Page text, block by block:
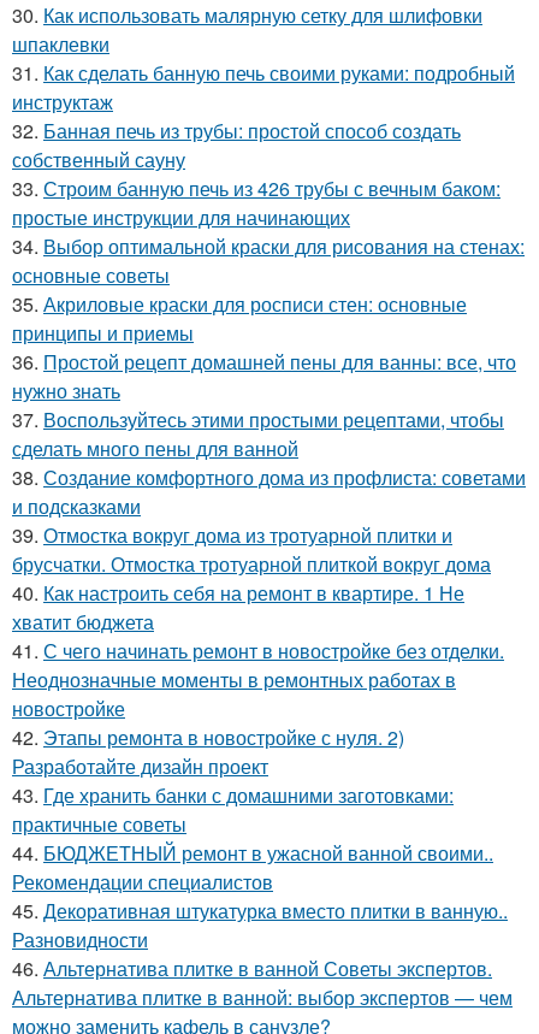
30. Как использовать малярную сетку для шлифовки
шпаклевки
31. Как сделать банную печь своими руками: подробный
инструктаж
32. Банная печь из трубы: простой способ создать
собственный сауну
33. Строим банную печь из 426 трубы с вечным баком:
простые инструкции для начинающих
34. Выбор оптимальной краски для рисования на стенах:
основные советы
35. Акриловые краски для росписи стен: основные
принципы и приемы
36. Простой рецепт домашней пены для ванны: все, что
нужно знать
37. Воспользуйтесь этими простыми рецептами, чтобы
сделать много пены для ванной
38. Создание комфортного дома из профлиста: советами
и подсказками
39. Отмостка вокруг дома из тротуарной плитки и
брусчатки. Отмостка тротуарной плиткой вокруг дома
40. Как настроить себя на ремонт в квартире. 1 Не
хватит бюджета
41. С чего начинать ремонт в новостройке без отделки.
Неоднозначные моменты в ремонтных работах в
новостройке
42. Этапы ремонта в новостройке с нуля. 2)
Разработайте дизайн проект
43. Где хранить банки с домашними заготовками:
практичные советы
44. БЮДЖЕТНЫЙ ремонт в ужасной ванной своими..
Рекомендации специалистов
45. Декоративная штукатурка вместо плитки в ванную..
Разновидности
46. Альтернатива плитке в ванной Советы экспертов.
Альтернатива плитке в ванной: выбор экспертов — чем
можно заменить кафель в санузле?